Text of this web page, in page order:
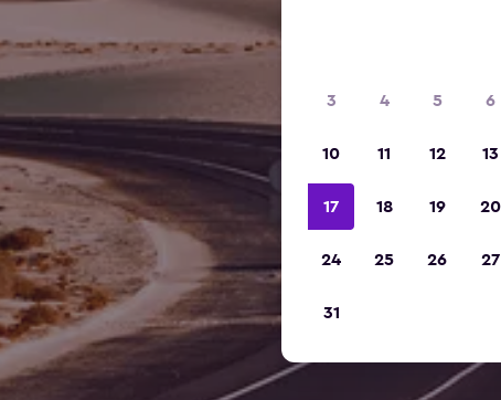
3 4 5 6
10 11 12 13
17 18 19 20
24 25 26 27
31